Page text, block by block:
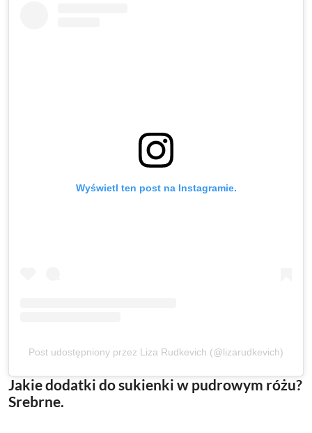
Wyświetl ten post na Instagramie.
Post udostępniony przez Liza Rudkevich (@lizarudkevich)
Jakie dodatki do sukienki w pudrowym różu?
Srebrne.